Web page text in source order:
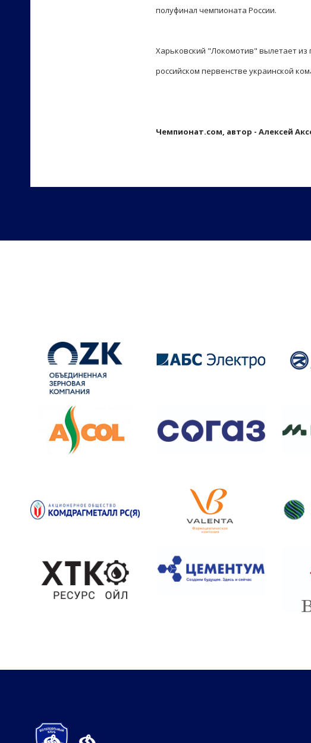
полуфинал чемпионата России.
Харьковский "Локомотив" вылетает
российском первенстве украинской
Чемпионат.сом, автор - Алексей